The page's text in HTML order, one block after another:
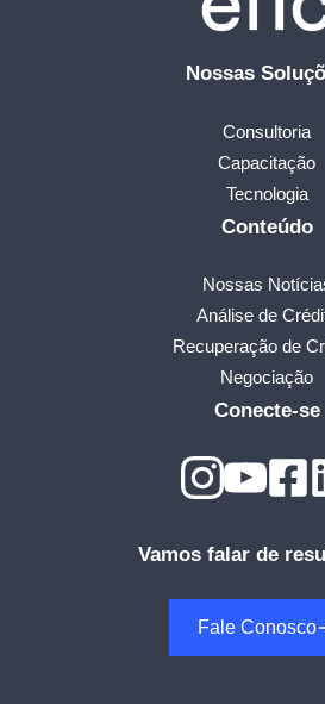
Nossas
Consultoria
Capacitação
Tecnologia
Conteúdo
Nossas
Análise de
Recuperação de
Negociação
Conecte-se
Vamos falar de
Fale Conosco